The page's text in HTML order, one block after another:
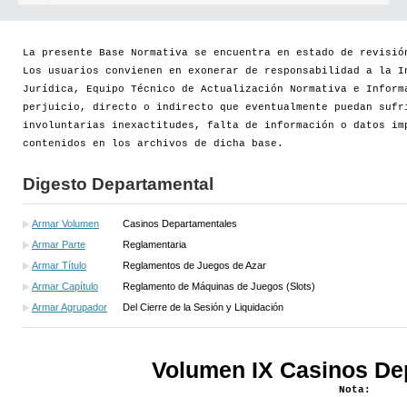
La presente Base Normativa se encuentra en estado de
Los usuarios convienen en exonerar de responsabilidad a la
Jurídica, Equipo Técnico de Actualización Normativa e
perjuicio, directo o indirecto que eventualmente puedan
involuntarias inexactitudes, falta de información o datos
contenidos en los archivos de dicha base.
Digesto Departamental
Armar Volumen
Casinos Departamentales
Armar Parte
Reglamentaria
Armar Título
Reglamentos de Juegos de Azar
Armar Capítulo
Reglamento de Máquinas de Juegos (Slots)
Armar Agrupador
Del Cierre de la Sesión y Liquidación
Volumen IX Casinos
Nota: